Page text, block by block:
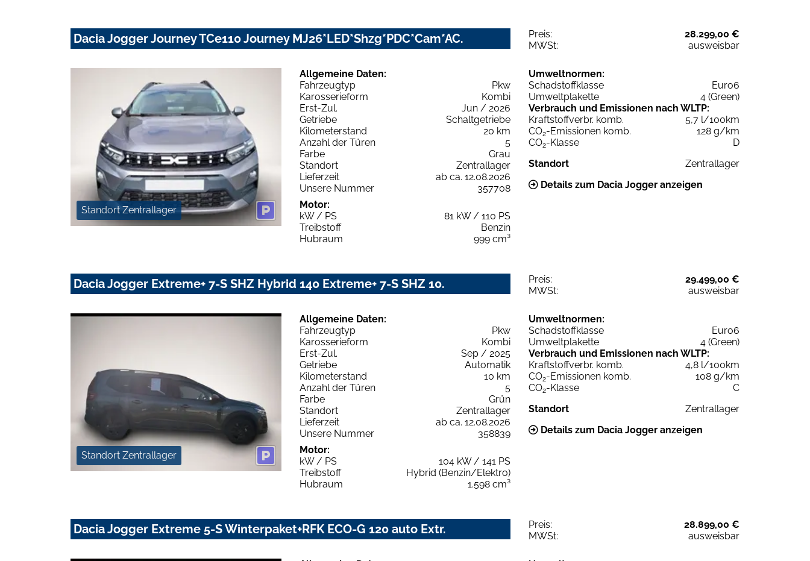
Dacia Jogger Journey TCe110 Journey MJ26*LED*Shzg*PDC*Cam*AC. Preis:
28.299,00 €
MWSt:
ausweisbar
Standort Zentrallager
Allgemeine Daten:
Fahrzeugtyp
Pkw
Karosserieform
Kombi
Erst-Zul.
Jun / 2026
Getriebe
Schaltgetriebe
Kilometerstand
20 km
Anzahl der Türen
5
Farbe
Grau
Standort
Zentrallager
Lieferzeit
ab ca. 12.08.2026
Unsere Nummer
357708
Motor:
kW / PS
81 kW / 110 PS
Treibstoff
Benzin
Hubraum
999 cm³
Umweltnormen:
Schadstoffklasse
Euro6
Umweltplakette
4 (Green)
Verbrauch und Emissionen nach WLTP:
Kraftstoffverbr. komb.
5,7 l/100km
CO2-Emissionen komb.
128 g/km
CO2-Klasse
D
Standort
Zentrallager
Details zum Dacia Jogger anzeigen
Dacia Jogger Extreme+ 7-S SHZ Hybrid 140 Extreme+ 7-S SHZ 10. Preis:
29.499,00 €
MWSt:
ausweisbar
Standort Zentrallager
Allgemeine Daten:
Fahrzeugtyp
Pkw
Karosserieform
Kombi
Erst-Zul.
Sep / 2025
Getriebe
Automatik
Kilometerstand
10 km
Anzahl der Türen
5
Farbe
Grün
Standort
Zentrallager
Lieferzeit
ab ca. 12.08.2026
Unsere Nummer
358839
Motor:
kW / PS
104 kW / 141 PS
Treibstoff
Hybrid (Benzin/Elektro)
Hubraum
1.598 cm³
Umweltnormen:
Schadstoffklasse
Euro6
Umweltplakette
4 (Green)
Verbrauch und Emissionen nach WLTP:
Kraftstoffverbr. komb.
4,8 l/100km
CO2-Emissionen komb.
108 g/km
CO2-Klasse
C
Standort
Zentrallager
Details zum Dacia Jogger anzeigen
Dacia Jogger Extreme 5-S Winterpaket+RFK ECO-G 120 auto Extr. Preis:
28.899,00 €
MWSt:
ausweisbar